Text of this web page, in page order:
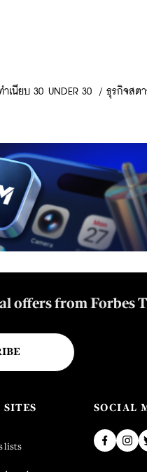
ำเนียบ 30 UNDER 30 / ธุรกิจสต
offers from Forbes
SITES
lists
SOCIAL